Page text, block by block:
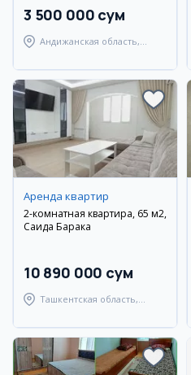
3 500 000 сум
Андижанская область,
Аренда квартир
2-комнатная квартира, 65 м2,
Саида Барака
10 890 000 сум
Ташкентская область,